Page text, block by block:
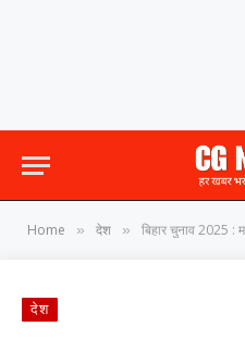
Home » देश » बिहार चुनाव 2025 : महागठबंधन ने
देश